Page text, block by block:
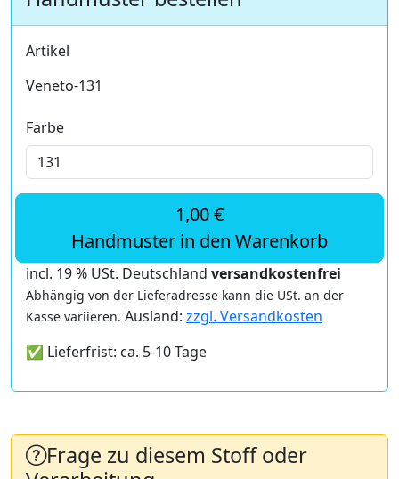
Artikel
Veneto-131
Farbe
1,00 €
Handmuster in den Warenkorb
incl. 19 % USt. Deutschland versandkostenfrei
Abhängig von der Lieferadresse kann die USt. an der
Kasse variieren. Ausland: zzgl. Versandkosten
✅ Lieferfrist: ca. 5-10 Tage
Frage zu diesem Stoff oder